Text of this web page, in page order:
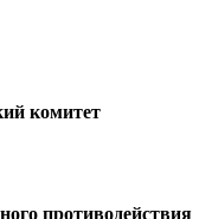
комитет
противодействия